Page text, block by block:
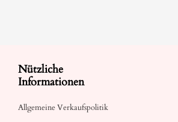
Nützliche
Informationen
Allgemeine Verkaufspolitik